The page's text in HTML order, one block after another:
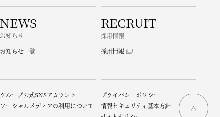
NEWS
お知らせ
お知らせ一覧
RECRUIT
採用情報
採用情報
グループ公式SNSアカウント
ソーシャルメディアの利用について
プライバシーポリシー
情報セキュリティ基本方針